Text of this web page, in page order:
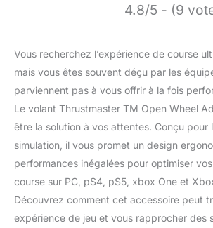
4.8/5 - (9
Vous recherchez l’expérience de course
mais vous êtes souvent déçu par les
parviennent pas à vous offrir à la fois
Le volant Thrustmaster TM Open Wheel
être la solution à vos attentes. Conçu pour
simulation, il vous promet un design
performances inégalées pour optimiser
course sur PC, pS4, pS5, xbox One et
Découvrez comment cet accessoire peut
expérience de jeu et vous rapprocher des